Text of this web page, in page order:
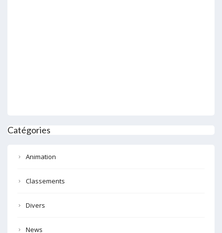
Catégories
Animation
Classements
Divers
News